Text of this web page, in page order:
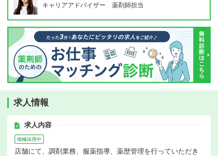
キャリアアドバイザー 薬剤師担当
求人情報
求人内容
積極採用中
店舗にて、調剤業務、服薬指導、薬歴管理を行っていただき